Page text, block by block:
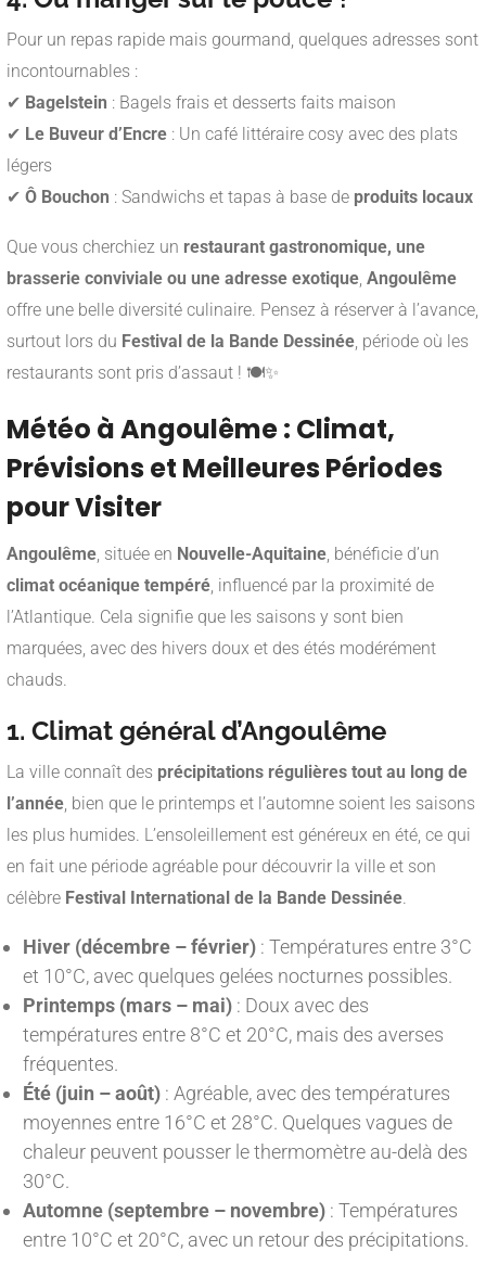
Pour un repas rapide mais gourmand, quelques adresses sont
incontournables :
✔ Bagelstein : Bagels frais et desserts faits maison
✔ Le Buveur d’Encre : Un café littéraire cosy avec des plats
légers
✔ Ô Bouchon : Sandwichs et tapas à base de produits locaux
Que vous cherchiez un restaurant gastronomique, une
brasserie conviviale ou une adresse exotique Angoulême
offre une belle diversité culinaire. Pensez à réserver à l’avance,
surtout lors du Festival de la Bande Dessinée , période où les
restaurants sont pris d’assaut ! 🍽️✨
Météo à Angoulême : Climat,
Prévisions et Meilleures Périodes
pour Visiter
Angoulême , située en Nouvelle-Aquitaine , bénéficie d’un
climat océanique tempéré , influencé par la proximité de
l’Atlantique. Cela signifie que les saisons y sont bien
marquées, avec des hivers doux et des étés modérément
chauds.
1. Climat général d’Angoulême
La ville connaît des précipitations régulières tout au long de
l’année , bien que le printemps et l’automne soient les saisons
les plus humides. L’ensoleillement est généreux en été, ce qui
en fait une période agréable pour découvrir la ville et son
célèbre Festival International de la Bande Dessinée
Hiver (décembre – février) : Températures entre 3°C
et 10°C, avec quelques gelées nocturnes possibles.
Printemps (mars – mai) : Doux avec des
températures entre 8°C et 20°C, mais des averses
fréquentes.
Été (juin – août) : Agréable, avec des températures
moyennes entre 16°C et 28°C. Quelques vagues de
chaleur peuvent pousser le thermomètre au-delà des
30°C.
Automne (septembre – novembre) : Températures
entre 10°C et 20°C, avec un retour des précipitations.